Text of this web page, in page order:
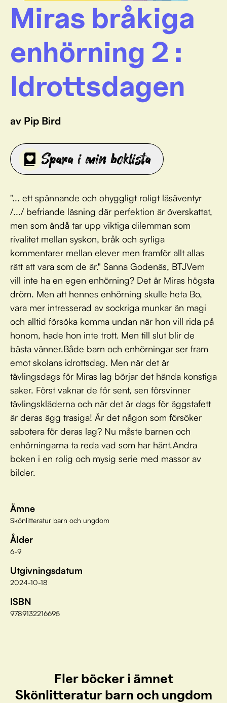
Miras bråkiga
enhörning 2 :
Idrottsdagen
av Pip Bird
Spara i min boklista
"... ett spännande och ohyggligt roligt läsäventyr
/.../ befriande läsning där perfektion är överskattat,
men som ändå tar upp viktiga dilemman som
rivalitet mellan syskon, bråk och syrliga
kommentarer mellan elever men framför allt allas
rätt att vara som de är." Sanna Godenäs, BTJVem
vill inte ha en egen enhörning? Det är Miras högsta
dröm. Men att hennes enhörning skulle heta Bo,
vara mer intresserad av sockriga munkar än magi
och alltid försöka komma undan när hon vill rida på
honom, hade hon inte trott. Men till slut blir de
bästa vänner.Både barn och enhörningar ser fram
emot skolans idrottsdag. Men när det är
tävlingsdags för Miras lag börjar det hända konstiga
saker. Först vaknar de för sent, sen försvinner
tävlingskläderna och när det är dags för äggstafett
är deras ägg trasiga! Är det någon som försöker
sabotera för deras lag? Nu måste barnen och
enhörningarna ta reda vad som har hänt.Andra
boken i en rolig och mysig serie med massor av
bilder.
Ämne
Skönlitteratur barn och ungdom
Ålder
6-9
Utgivningsdatum
2024-10-18
ISBN
9789132216695
Fler böcker i ämnet
Skönlitteratur barn och ungdom